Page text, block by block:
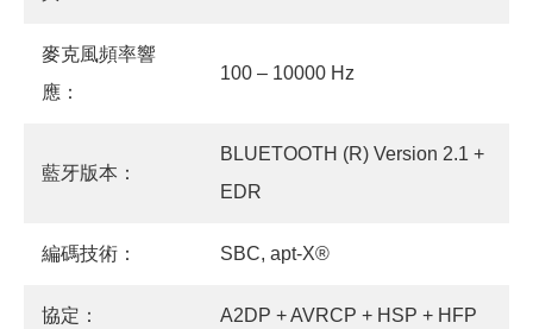
麥克風頻率響
應：
100 – 10000 Hz
藍牙版本：
BLUETOOTH (R) Version 2.1 +
EDR
編碼技術： SBC, apt-X®
協定： A2DP + AVRCP + HSP + HFP